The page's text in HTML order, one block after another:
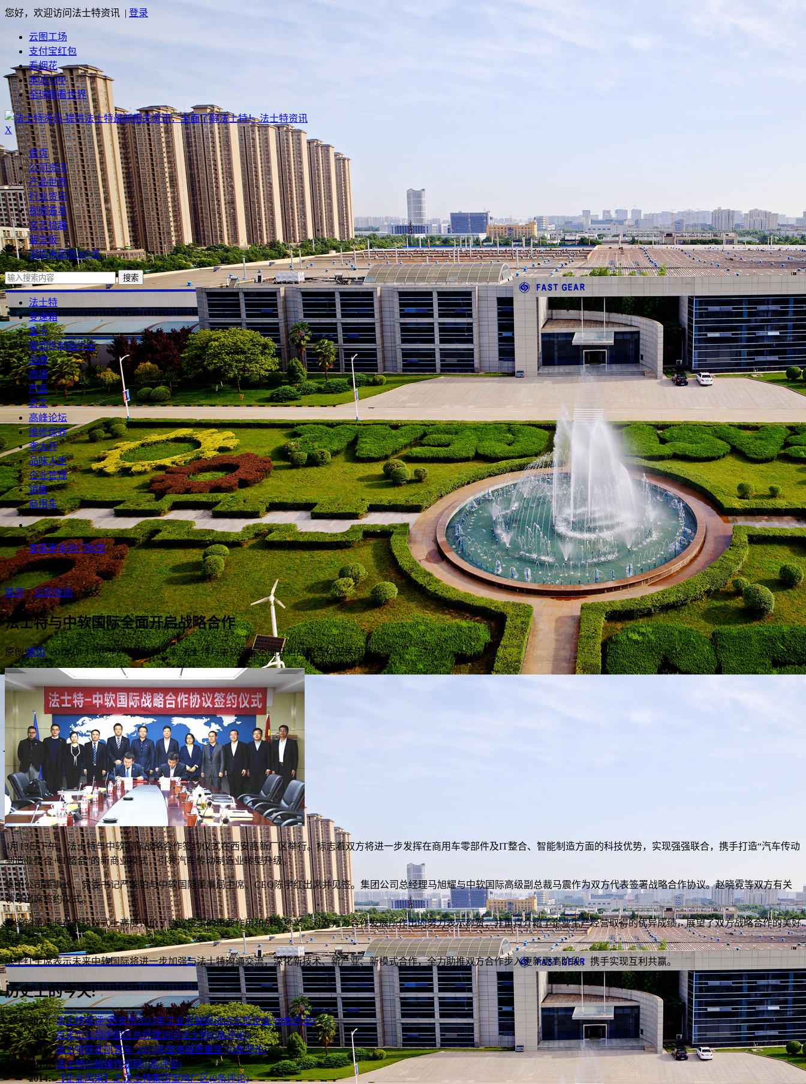
您好，欢迎访问法士特资讯 | 登录
云图工场
支付宝红包
看烟花
本站APP
全球眼看世界
法士特资讯
X
首页
公司资讯
产品世界
行业资讯
视频荟萃
文艺拾趣
留言板
深圳海底的365天
搜索
法士特
变速箱
重卡
零部件制造行业
品牌
市场
产品
员工
高峰论坛
维修保养
李大开
品味人生
企业管理
销售
商用车
查看更多热门标签
首页>公司资讯> 正文
法士特与中软国际全面开启战略合作
原创 清风 2018-04-13 12:45 阅读 3,018 次法士特与中软国际全面开启战略合作已关闭评论
4月13日下午，法士特与中软国际战略合作签约仪式在西安高新厂区举行。标志着双方将进一步发挥在商用车零部件及IT整合、智能制造方面的科技优势，实现强强联合，携手打造“汽车传动
制造业整合+IT整合”的新商业模式，引领汽车传动制造业转型升级。
集团公司董事长、党委书记严鉴铂与中软国际董事局主席、CEO陈宇红出席并见签。集团公司总经理马旭耀与中软国际高级副总裁马震作为双方代表签署战略合作协议。赵晓霓等双方有关
领导出席签约仪式。
严鉴铂董事长在签约仪式上高度评价了协议签署的重要作用和战略意义，对双方为合作发展所作出的努力表示称赞，并重点介绍了企业生产经营取得的优异成绩，展望了双方战略合作的美好
前景。
陈宇红主席表示未来中软国际将进一步加强与法士特沟通交流，深化新技术、新产业、新模式合作，全力助推双方合作步入更新更高阶段，携手实现互利共赢。
历史上的今天:
2022: 法士特获评“西安市2022年工业互联网试点示范企业”(0条评论)
2016: 克诺尔公司中国区总经理访问法士特(0条评论)
2016: 法士特获安凯客车“2015年度卓越质量奖”(0条评论)
2015: 法士特16档操作视频(0条评论)
2014: 【企业风采】之法士特集团宝鸡厂区(0条评论)